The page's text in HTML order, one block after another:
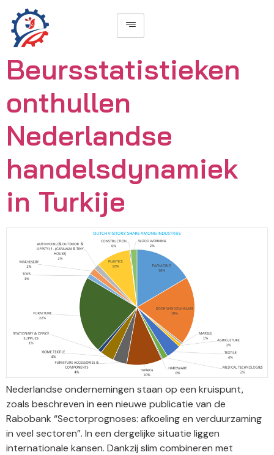
Beursstatistieken
onthullen
Nederlandse
handelsdynamiek
in Turkije
Nederlandse ondernemingen staan op een kruispunt,
zoals beschreven in een nieuwe publicatie van de
Rabobank “Sectorprognoses: afkoeling en verduurzaming
in veel sectoren”. In een dergelijke situatie liggen
internationale kansen. Dankzij slim combineren met